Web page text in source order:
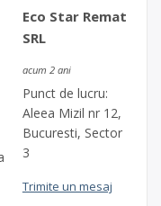
Eco Star Remat
SRL
acum 2 ani
Punct de lucru:
Aleea Mizil nr 12,
Bucuresti, Sector
3
Trimite un mesaj